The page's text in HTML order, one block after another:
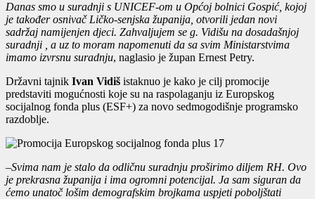
Danas smo u suradnji s UNICEF-om u Općoj bolnici Gospić, kojoj
je također osnivač Ličko-senjska županija, otvorili jedan novi
sadržaj namijenjen djeci. Zahvaljujem se g. Vidišu na dosadašnjoj
suradnji , a uz to moram napomenuti da sa svim Ministarstvima
imamo izvrsnu suradnju, naglasio je župan Ernest Petry.
Državni tajnik Ivan Vidiš istaknuo je kako je cilj promocije
predstaviti mogućnosti koje su na raspolaganju iz Europskog
socijalnog fonda plus (ESF+) za novo sedmogodišnje programsko
razdoblje.
–Svima nam je stalo da odličnu suradnju proširimo diljem RH. Ovo
je prekrasna županija i ima ogromni potencijal. Ja sam siguran da
ćemo unatoč lošim demografskim brojkama uspjeti poboljštati